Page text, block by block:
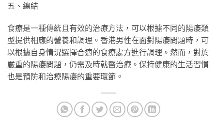
五、總結
食療是一種傳統且有效的治療方法，可以根據不同的陽痿類
型提供相應的營養和調理。香港男性在面對陽痿問題時，可
以根據自身情況選擇合適的食療處方進行調理。然而，對於
嚴重的陽痿問題，仍需及時就醫治療。保持健康的生活習慣
也是預防和治療陽痿的重要環節。